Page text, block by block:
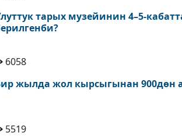
тарых музейинин 4–5-
6058
жылда жол кырсыгынан 900дөн
5519